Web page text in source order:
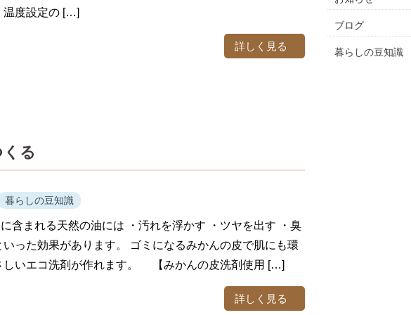
温度設定の […]
詳しく見る
る
暮らしの豆知識
含まれる天然の油には ・汚れを浮かす ・ツヤを出す ・臭
いった効果があります。 ゴミになるみかんの皮で肌にも環
しいエコ洗剤が作れます。 【みかんの皮洗剤使用 […]
詳しく見る
ブログ
暮らしの豆知識